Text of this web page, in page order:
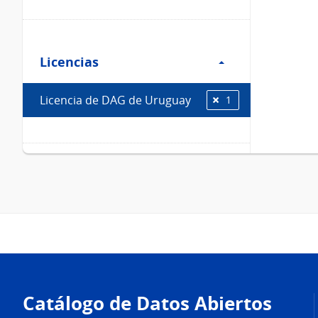
Licencias
Licencias
Licencia de DAG de Uruguay 1
Catálogo de Datos Abiertos